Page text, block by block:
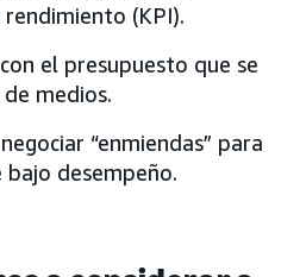
(KPI).
el presupuesto que se
medios.
“enmiendas” para
bajo desempeño.